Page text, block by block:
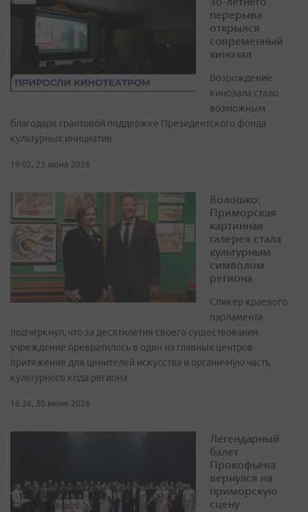
перерыва
открылся
современный
кинозал
Возрождение
кинозала стало
возможным
благодаря грантовой поддержке Президентского фонда
культурных инициатив
19:02, 23 июня 2026
Волошко:
Приморская
картинная
галерея стала
культурным
символом
региона
Спикер краевого
парламента
подчеркнул, что за десятилетия своего существования
учреждение превратилось в один из главных центров
притяжения для ценителей искусства и органичную часть
культурного кода региона
16:36, 30 июня 2026
Легендарный
балет
Прокофьева
вернулся на
приморскую
сцену